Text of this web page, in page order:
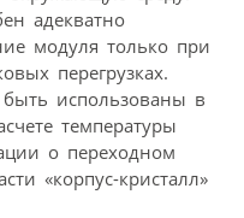
адекватно
модуля только при
перегрузках.
использованы в
температуры
о переходном
«корпус-кристалл»